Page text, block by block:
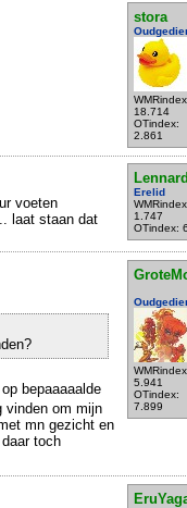
stora
18.714
OTindex:
2.861
Erelid
1.747
OTindex:
voeten
laat staan dat
5.941
OTindex:
7.899
bepaaaaalde
vinden om mijn
mn gezicht en
toch